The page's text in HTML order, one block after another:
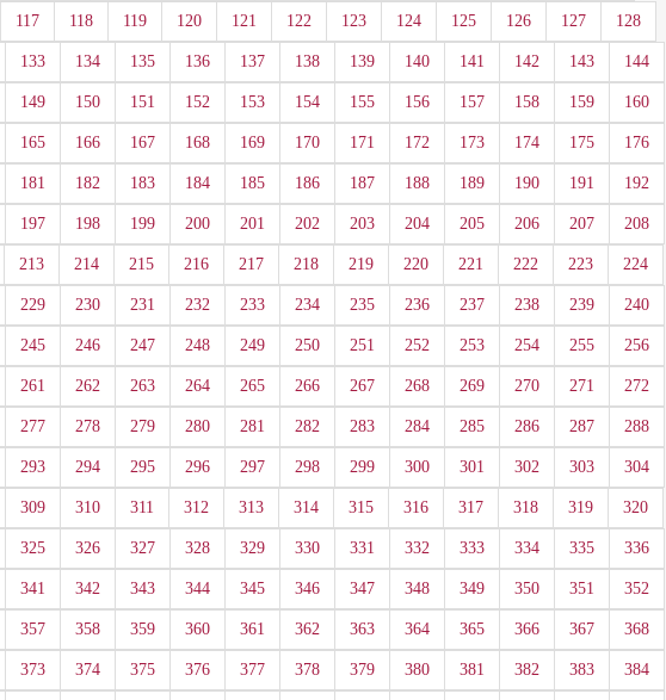
117 118 119 120 121 122 123 124 125 126 127 128
133 134 135 136 137 138 139 140 141 142 143 144
149 150 151 152 153 154 155 156 157 158 159 160
165 166 167 168 169 170 171 172 173 174 175 176
181 182 183 184 185 186 187 188 189 190 191 192
197 198 199 200 201 202 203 204 205 206 207 208
213 214 215 216 217 218 219 220 221 222 223 224
229 230 231 232 233 234 235 236 237 238 239 240
245 246 247 248 249 250 251 252 253 254 255 256
261 262 263 264 265 266 267 268 269 270 271 272
277 278 279 280 281 282 283 284 285 286 287 288
293 294 295 296 297 298 299 300 301 302 303 304
309 310 311 312 313 314 315 316 317 318 319 320
325 326 327 328 329 330 331 332 333 334 335 336
341 342 343 344 345 346 347 348 349 350 351 352
357 358 359 360 361 362 363 364 365 366 367 368
373 374 375 376 377 378 379 380 381 382 383 384